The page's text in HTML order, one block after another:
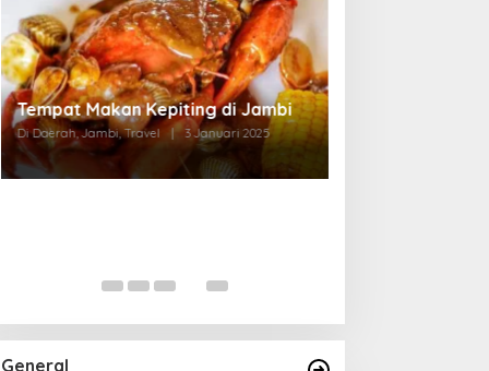
Tempat Makan di Thehok Jambi
Di Daerah, Jambi, Travel | 3 Januari 2025
General